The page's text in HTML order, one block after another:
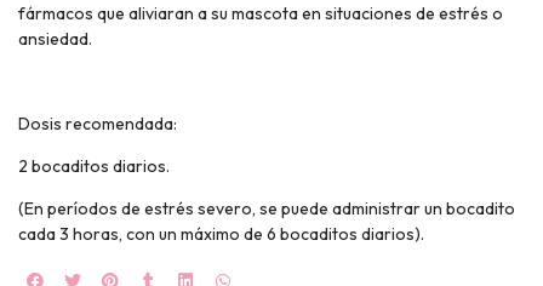
fármacos que aliviaran a su mascota en situaciones de estrés o
ansiedad.
Dosis recomendada:
2 bocaditos diarios.
(En períodos de estrés severo, se puede administrar un bocadito
cada 3 horas, con un máximo de 6 bocaditos diarios).